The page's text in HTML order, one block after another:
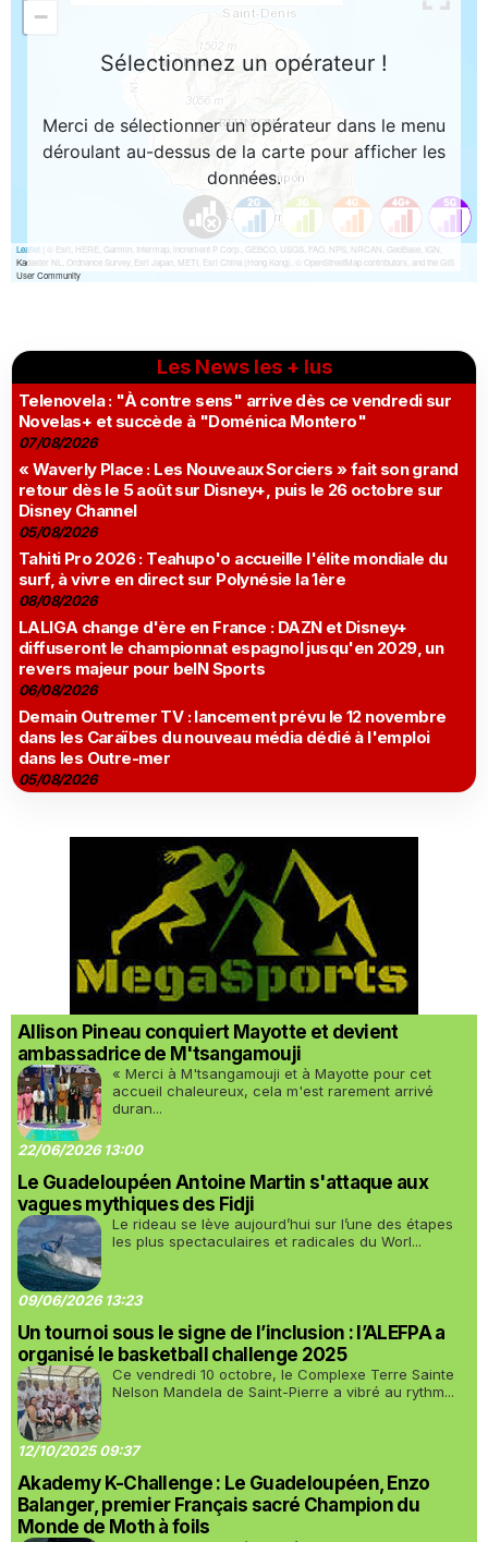
Les News les + lus
Telenovela : "À contre sens" arrive dès ce vendredi sur
Novelas+ et succède à "Doménica Montero"
07/08/2026
« Waverly Place : Les Nouveaux Sorciers » fait son grand
retour dès le 5 août sur Disney+, puis le 26 octobre sur
Disney Channel
05/08/2026
Tahiti Pro 2026 : Teahupo'o accueille l'élite mondiale du
surf, à vivre en direct sur Polynésie la 1ère
08/08/2026
LALIGA change d'ère en France : DAZN et Disney+
diffuseront le championnat espagnol jusqu'en 2029, un
revers majeur pour beIN Sports
06/08/2026
Demain Outremer TV : lancement prévu le 12 novembre
dans les Caraïbes du nouveau média dédié à l'emploi
dans les Outre-mer
05/08/2026
Allison Pineau conquiert Mayotte et devient
ambassadrice de M'tsangamouji
« Merci à M'tsangamouji et à Mayotte pour cet
accueil chaleureux, cela m'est rarement arrivé
duran...
22/06/2026 13:00
Le Guadeloupéen Antoine Martin s'attaque aux
vagues mythiques des Fidji
Le rideau se lève aujourd’hui sur l’une des étapes
les plus spectaculaires et radicales du Worl...
09/06/2026 13:23
Un tournoi sous le signe de l’inclusion : l’ALEFPA a
organisé le basketball challenge 2025
Ce vendredi 10 octobre, le Complexe Terre Sainte
Nelson Mandela de Saint-Pierre a vibré au rythm...
12/10/2025 09:37
Akademy K-Challenge : Le Guadeloupéen, Enzo
Balanger, premier Français sacré Champion du
Monde de Moth à foils